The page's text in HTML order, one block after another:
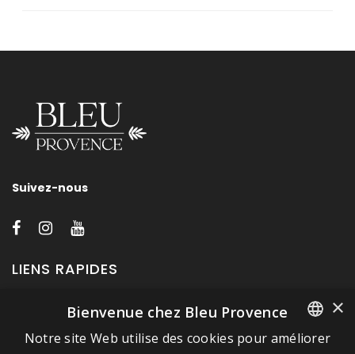
Suivez-nous
LIENS RAPIDES
A propos de Bleu Provence
Mentions légales
×
Bienvenue chez Bleu Provence
Notre site Web utilise des cookies pour améliorer